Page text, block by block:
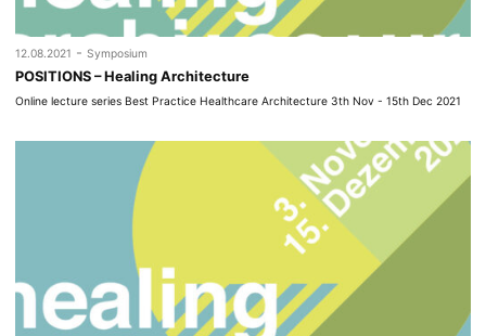
12.08.2021 - Symposium
POSITIONS – Healing Architecture
Online lecture series Best Practice Healthcare Architecture 3th Nov - 15th Dec 2021